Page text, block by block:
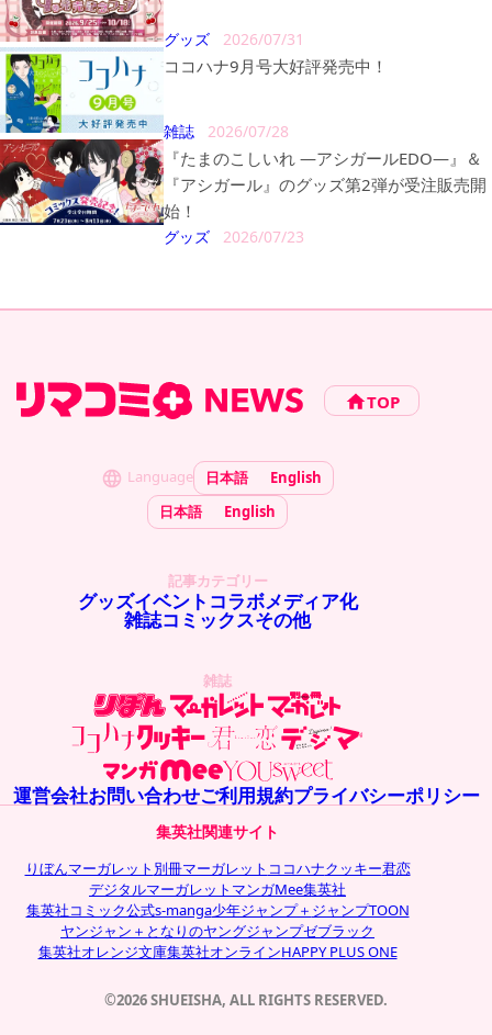
グッズ 2026/07/31
ココハナ9月号大好評発売中！
雑誌 2026/07/28
『たまのこしいれ ―アシガールEDO―』＆
『アシガール』のグッズ第2弾が受注販売開
始！
グッズ 2026/07/23
TOP
Language 日本語
English
日本語
English
記事カテゴリー
グッズイベント コラボメディア化
雑誌コミックスその他
雑誌
運営会社お問い合わせご利用規約プライバシーポリシー
集英社関連サイト
りぼんマーガレット 別冊マーガレット ココハナクッキー君恋
デジタルマーガレット マンガMee集英社
集英社コミック公式s-manga少年ジャンプ＋ ジャンプTOON
ヤンジャン＋ となりのヤングジャンプゼブラック
集英社オレンジ文庫集英社オンラインHAPPY PLUS ONE
©2026 SHUEISHA, ALL RIGHTS RESERVED.